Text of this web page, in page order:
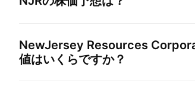
NewJersey Resources
値はいくらですか？